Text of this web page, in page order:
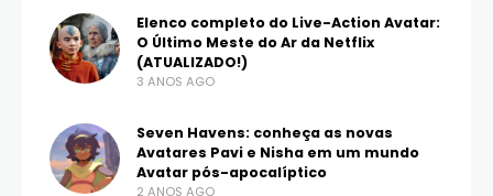
Elenco completo do Live-Action Avatar:
O Último Meste do Ar da Netflix
(ATUALIZADO!)
3 ANOS AGO
Seven Havens: conheça as novas
Avatares Pavi e Nisha em um mundo
Avatar pós-apocalíptico
2 ANOS AGO